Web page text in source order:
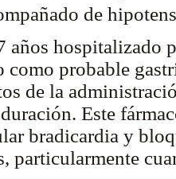
de
años hospitalizado
como probable
de la
Este
bradicardia y
particularmente